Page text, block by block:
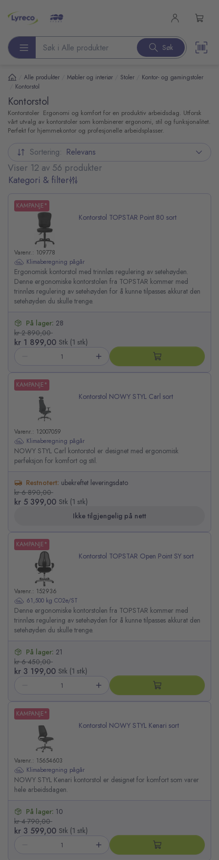
Søk etter produkter Søk
Alle produkter Møbler og interiør Stoler Kontor- og gamingstoler
Kontorstol
Kontorstol
Kontorstoler  Ergonomi og komfort for en produktiv arbeidsdag. Utforsk
vårt utvalg av kontorstoler som kombinerer ergonomi, stil og funksjonalitet.
Perfekt for hjemmekontor og profesjonelle arbeidsplasser.
Kategori & filter
Viser 12 av 56 produkter
Sortering: Relevans
KAMPANJE*
Kontorstol TOPSTAR Point 80 sort
Varenr.: 109778
Klimaberegning pågår
Ergonomisk kontorstol med trinnløs regulering av setehøyden.
Denne ergonomiske kontorstolen fra TOPSTAR kommer med
trinnløs regulering av setehøyden for å kunne tilpasses akkurat den
setehøyden du skulle trenge.
kr 2 890,00
kr 1 899,00 Stk (1 stk)
På lager: 28
KAMPANJE*
Kontorstol NOWY STYL Carl sort
Varenr.: 12007059
Klimaberegning pågår
NOWY STYL Carl kontorstol er designet med ergonomisk
perfeksjon for komfort og stil.
Ikke tilgjengelig på nett
kr 6 890,00
kr 5 399,00 Stk (1 stk)
Restnotert: ubekreftet leveringsdato
KAMPANJE*
Kontorstol TOPSTAR Open Point SY sort
Varenr.: 152936
61,500 kg CO2e/ST
Denne ergonomiske kontorstolen fra TOPSTAR kommer med
trinnløs regulering av setehøyden for å kunne tilpasses akkurat den
setehøyden du skulle trenge.
kr 6 450,00
kr 3 199,00 Stk (1 stk)
På lager: 21
KAMPANJE*
Kontorstol NOWY STYL Kenari sort
Varenr.: 15654603
Klimaberegning pågår
NOWY STYL Kenari kontorstol er designet for komfort som varer
hele arbeidsdagen.
kr 4 790,00
kr 3 599,00 Stk (1 stk)
På lager: 10